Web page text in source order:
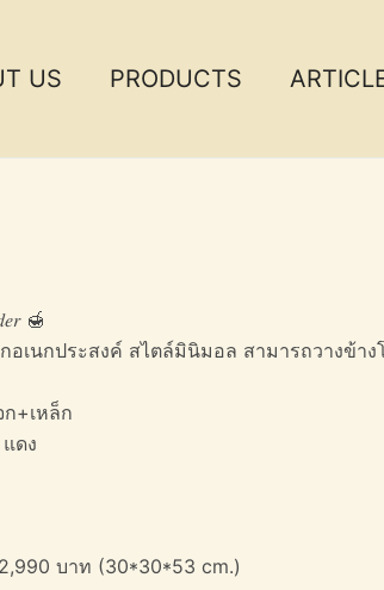
US PRODUCTS
🍯
อเนกประสงค์ สไตล์มินิมอล สามารถวางข้า
+เหล็ก
ดง
บาท (30*30*53 cm.)